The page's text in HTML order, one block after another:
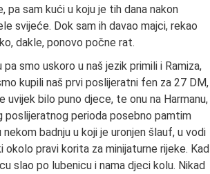
pa sam kući u koju je tih dana nakon
svijeće. Dok sam ih davao majci, rekao
dakle, ponovo počne rat.
smo uskoro u naš jezik primili i Ramiza,
kupili naš prvi poslijeratni fen za 27 DM,
uvijek bilo puno djece, te onu na Harmanu,
poslijeratnog perioda posebno pamtim
badnju u koji je uronjen šlauf, u vodi
pravi korita za minijaturne rijeke. Kad
slao po lubenicu i nama djeci kolu. Nikad